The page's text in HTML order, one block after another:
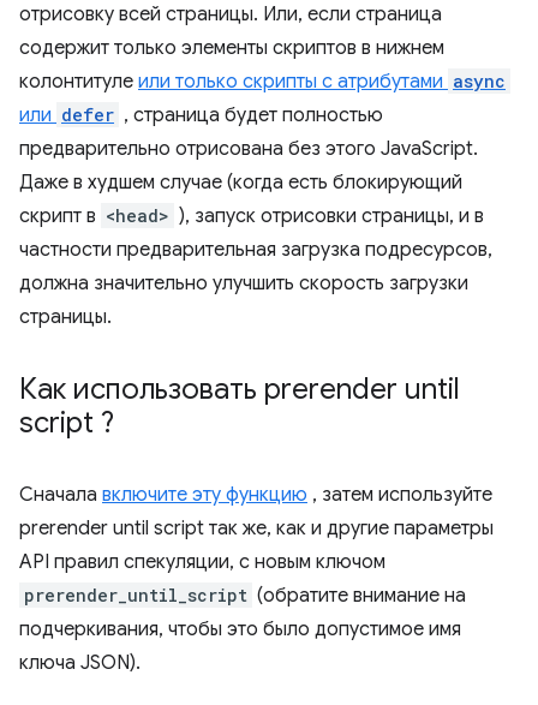
отрисовку всей страницы. Или, если страница
содержит только элементы скриптов в нижнем
колонтитуле или только скрипты с атрибутами async
или defer , страница будет полностью
предварительно отрисована без этого JavaScript.
Даже в худшем случае (когда есть блокирующий
скрипт в <head> ), запуск отрисовки страницы, и в
частности предварительная загрузка подресурсов,
должна значительно улучшить скорость загрузки
страницы.
Как использовать prerender until
script ?
Сначала включите эту функцию , затем используйте
prerender until script так же, как и другие параметры
API правил спекуляции, с новым ключом
prerender_until_script (обратите внимание на
подчеркивания, чтобы это было допустимое имя
ключа JSON).